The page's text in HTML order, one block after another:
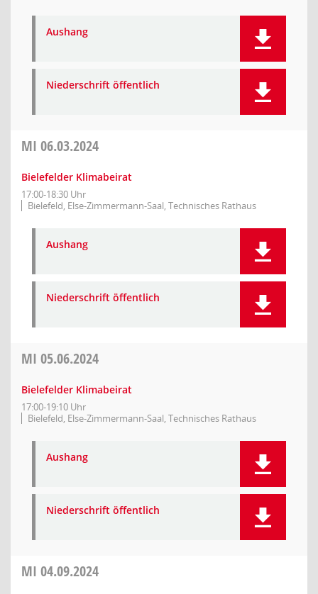
Aushang
Niederschrift öffentlich
MI 06.03.2024
Bielefelder Klimabeirat
17:00-18:30 Uhr
Bielefeld, Else-Zimmermann-Saal, Technisches Rathaus
Aushang
Niederschrift öffentlich
MI 05.06.2024
Bielefelder Klimabeirat
17:00-19:10 Uhr
Bielefeld, Else-Zimmermann-Saal, Technisches Rathaus
Aushang
Niederschrift öffentlich
MI 04.09.2024